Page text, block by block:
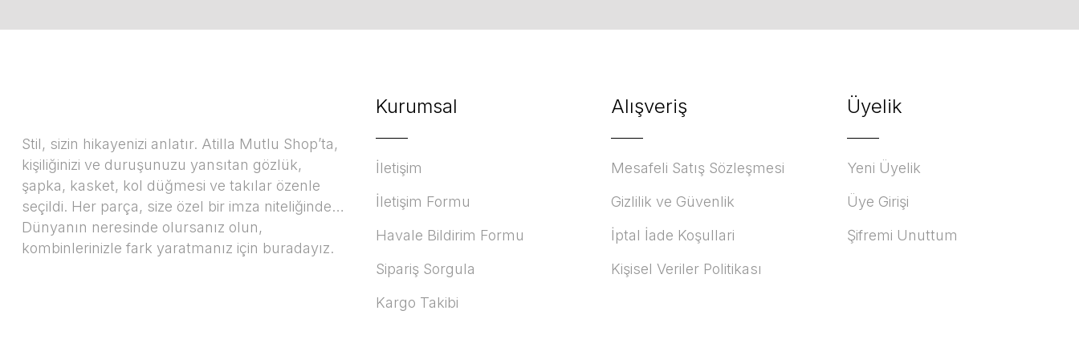
Stil, sizin hikayenizi anlatır. Atilla Mutlu Shop’ta,
kişiliğinizi ve duruşunuzu yansıtan gözlük,
şapka, kasket, kol düğmesi ve takılar özenle
seçildi. Her parça, size özel bir imza niteliğinde…
Dünyanın neresinde olursanız olun,
kombinlerinizle fark yaratmanız için buradayız.
Kurumsal
İletişim
İletişim Formu
Havale Bildirim Formu
Sipariş Sorgula
Kargo Takibi
Alışveriş
Mesafeli Satış Sözleşmesi
Gizlilik ve Güvenlik
İptal İade Koşullari
Kişisel Veriler Politikası
Üyelik
Yeni Üyelik
Üye Girişi
Şifremi Unuttum